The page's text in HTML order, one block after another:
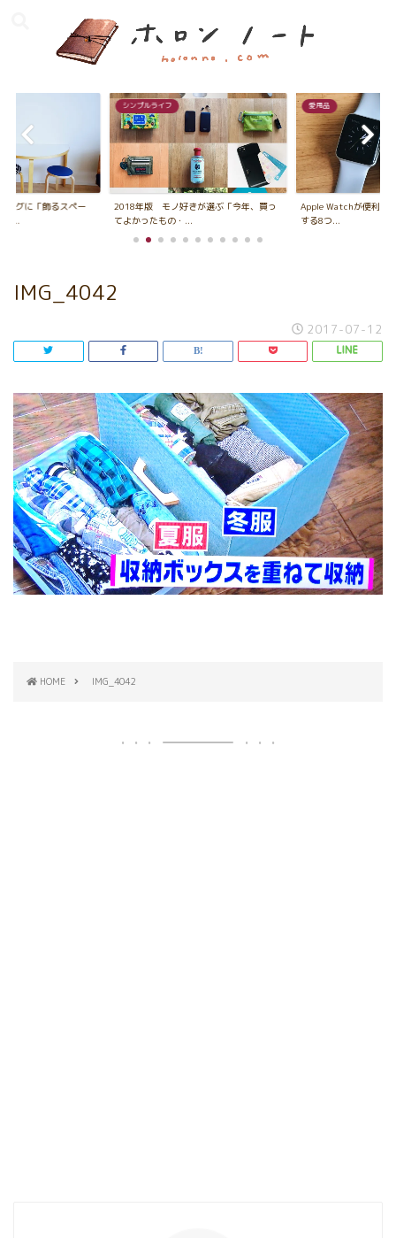
ングに「飾るスペー
シンプルライフ
2018年版 モノ好きが選ぶ「今年、買っ
てよかったもの・...
愛用品
Apple Watchが便利す
する8つ...
IMG_4042
2017-07-12
HOME IMG_4042